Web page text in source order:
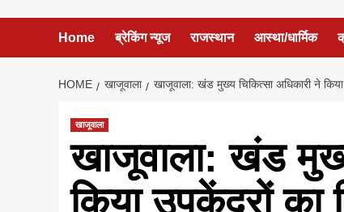
Home ब्रेकिंग न्यूज राजस्थान आस्था/धार्मिक
HOME खाजूवाला खाजूवाला: खंड मुख्य चिकित्सा अधिकारी ने किया
खाजूवाला
खाजूवाला: खंड
किया उपकेंद्रों का